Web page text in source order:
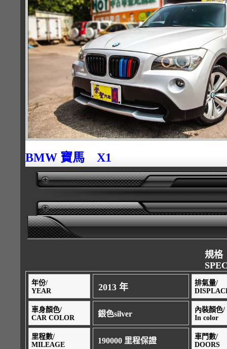
BMW 寶馬 X1
規格
年份/
YEAR
2013 年
排氣量/
車身顏色/
CAR COLOR
銀色silver
內裝顏色/
In color
里程數/
MILEAGE
190000 里程保證
車門數/
DOORS